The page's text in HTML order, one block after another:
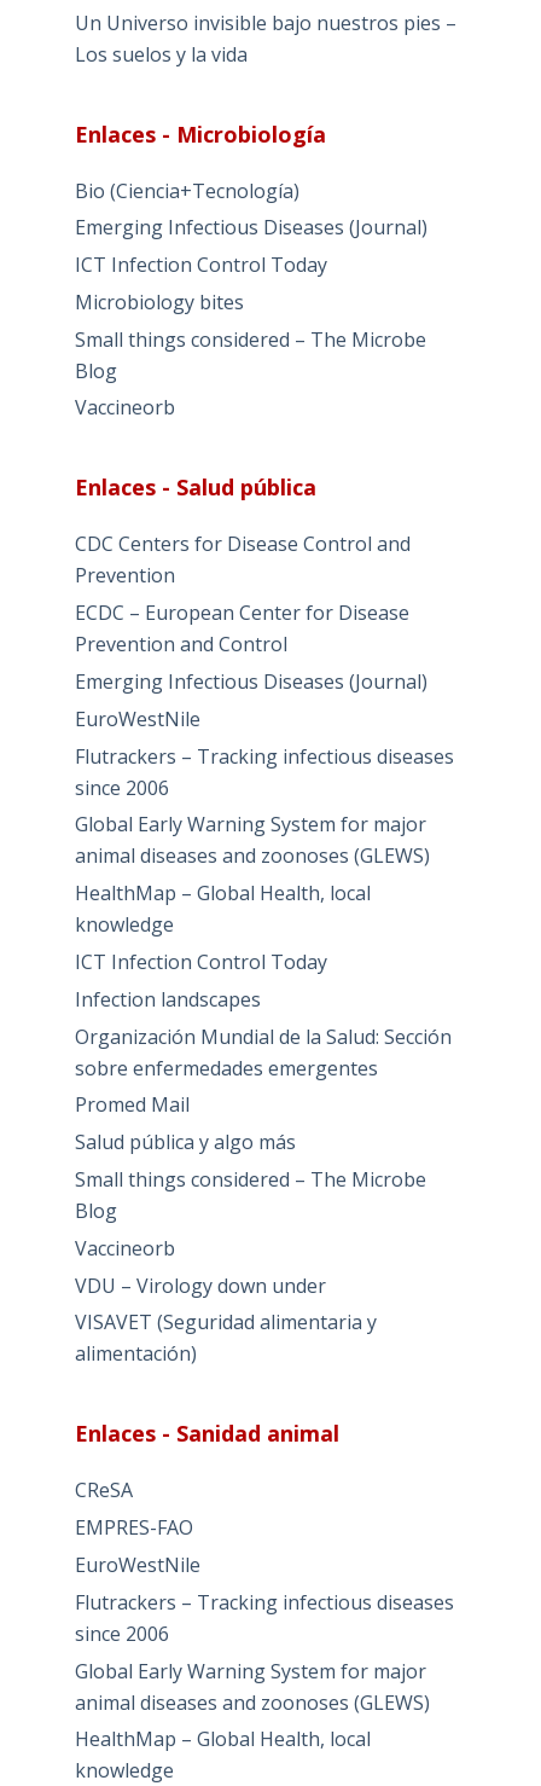
Un Universo invisible bajo nuestros pies –
Los suelos y la vida
Enlaces - Microbiología
Bio (Ciencia+Tecnología)
Emerging Infectious Diseases (Journal)
ICT Infection Control Today
Microbiology bites
Small things considered – The Microbe
Blog
Vaccineorb
Enlaces - Salud pública
CDC Centers for Disease Control and
Prevention
ECDC – European Center for Disease
Prevention and Control
Emerging Infectious Diseases (Journal)
EuroWestNile
Flutrackers – Tracking infectious diseases
since 2006
Global Early Warning System for major
animal diseases and zoonoses (GLEWS)
HealthMap – Global Health, local
knowledge
ICT Infection Control Today
Infection landscapes
Organización Mundial de la Salud: Sección
sobre enfermedades emergentes
Promed Mail
Salud pública y algo más
Small things considered – The Microbe
Blog
Vaccineorb
VDU – Virology down under
VISAVET (Seguridad alimentaria y
alimentación)
Enlaces - Sanidad animal
CReSA
EMPRES-FAO
EuroWestNile
Flutrackers – Tracking infectious diseases
since 2006
Global Early Warning System for major
animal diseases and zoonoses (GLEWS)
HealthMap – Global Health, local
knowledge